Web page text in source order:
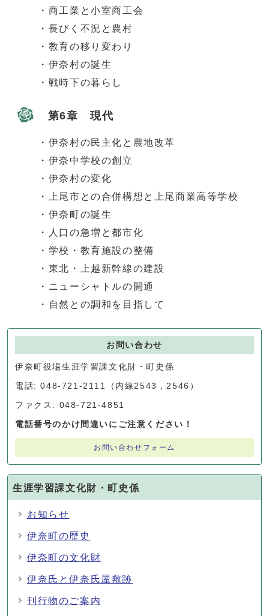
・商工業と小室商工会
・長びく不況と農村
・教育の移り変わり
・伊奈村の誕生
・戦時下の暮らし
第6章 現代
・伊奈村の民主化と農地改革
・伊奈中学校の創立
・伊奈村の変化
・上尾市との合併構想と上尾商業高等学校
・伊奈町の誕生
・人口の急増と都市化
・学校・教育施設の整備
・東北・上越新幹線の建設
・ニューシャトルの開通
・自然との調和を目指して
お問い合わせ
伊奈町役場生涯学習課文化財・町史係
電話: 048-721-2111（内線2543，2546）
ファクス: 048-721-4851
電話番号のかけ間違いにご注意ください！
お問い合わせフォーム
生涯学習課文化財・町史係
お知らせ
伊奈町の歴史
伊奈町の文化財
伊奈氏と伊奈氏屋敷跡
刊行物のご案内